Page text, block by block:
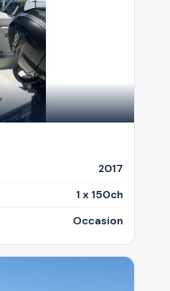
2017
1 x 150ch
Occasion